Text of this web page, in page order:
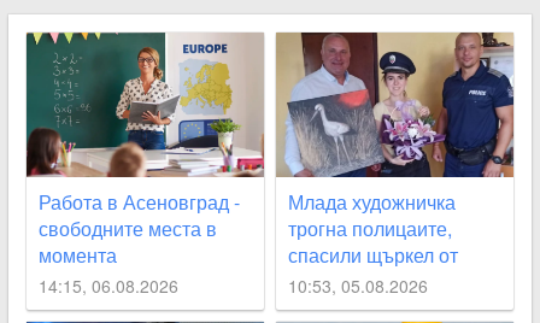
Работа в Асеновград -
свободните места в
момента
14:15, 06.08.2026
Млада художничка
трогна полицаите,
спасили щъркел от
огнения ад край
Асеновград
10:53, 05.08.2026